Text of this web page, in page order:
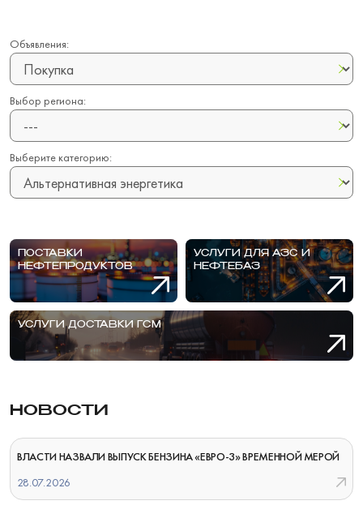
Объявления:
Выбор региона:
Выберите категорию:
ПОСТАВКИ
НЕФТЕПРОДУКТОВ
УСЛУГИ ДЛЯ АЗС И
НЕФТЕБАЗ
УСЛУГИ ДОСТАВКИ ГСМ
НОВОСТИ
ВЛАСТИ НАЗВАЛИ ВЫПУСК БЕНЗИНА «ЕВРО-3» ВРЕМЕННОЙ МЕРОЙ
28.07.2026